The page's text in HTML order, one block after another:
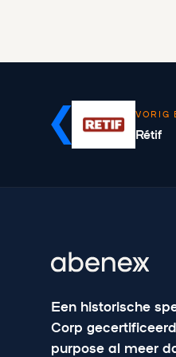
VORIG
Rétif
Een historische
Corp
purpose al meer